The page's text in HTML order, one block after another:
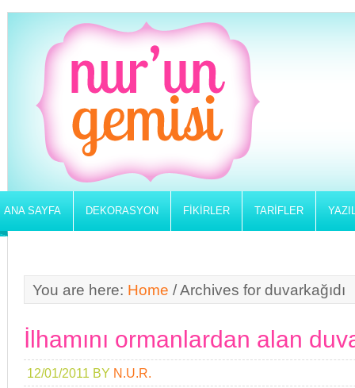
ANA SAYFA DEKORASYON FIKIRLER TARIFLER
You are here: Home /Archives for duvarkağıdı
İlhamını ormanlardan alan
12/01/2011 BY N.U.R.